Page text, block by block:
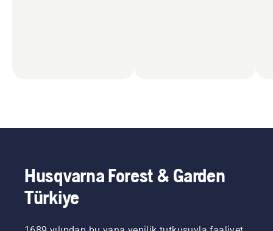
Husqvarna Forest & Garden
Türkiye